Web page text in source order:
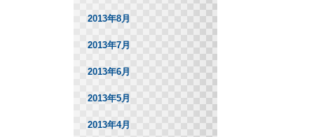
2013年8月
2013年7月
2013年6月
2013年5月
2013年4月